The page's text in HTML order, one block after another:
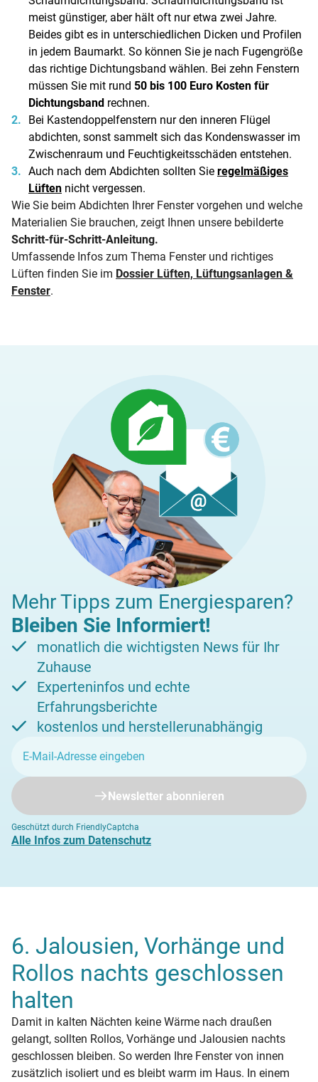
meist günstiger, aber hält oft nur etwa zwei Jahre.
Beides gibt es in unterschiedlichen Dicken und Profilen
in jedem Baumarkt. So können Sie je nach Fugengröße
das richtige Dichtungsband wählen. Bei zehn Fenstern
müssen Sie mit rund 50 bis 100 Euro Kosten für
Dichtungsband rechnen.
Bei Kastendoppelfenstern nur den inneren Flügel
abdichten, sonst sammelt sich das Kondenswasser im
Zwischenraum und Feuchtigkeitsschäden entstehen.
Auch nach dem Abdichten sollten Sie regelmäßiges
Lüften nicht vergessen.
Wie Sie beim Abdichten Ihrer Fenster vorgehen und welche
Materialien Sie brauchen, zeigt Ihnen unsere bebilderte
Schritt-für-Schritt-Anleitung.
Umfassende Infos zum Thema Fenster und richtiges
Lüften finden Sie im Dossier Lüften, Lüftungsanlagen &
Fenster.
Mehr Tipps zum Energiesparen?
Bleiben Sie Informiert!
monatlich die wichtigsten News für Ihr
Zuhause
Experteninfos und echte
Erfahrungsberichte
kostenlos und herstellerunabhängig
Newsletter abonnieren
Geschützt durch FriendlyCaptcha
Alle Infos zum Datenschutz
6. Jalousien, Vorhänge und
Rollos nachts geschlossen
halten
Damit in kalten Nächten keine Wärme nach draußen
gelangt, sollten Rollos, Vorhänge und Jalousien nachts
geschlossen bleiben. So werden Ihre Fenster von innen
zusätzlich isoliert und es bleibt warm im Haus. In einem